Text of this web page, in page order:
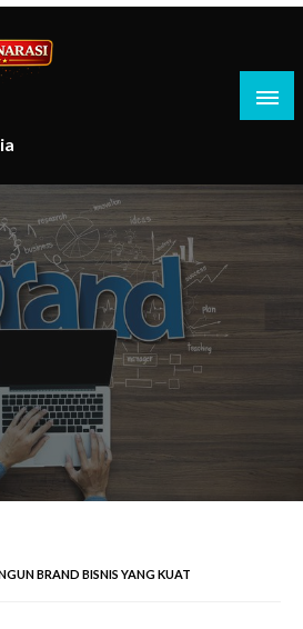
BRAND BISNIS YANG KUAT